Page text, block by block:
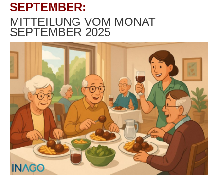
SEPTEMBER:
MITTEILUNG VOM MONAT
SEPTEMBER 2025